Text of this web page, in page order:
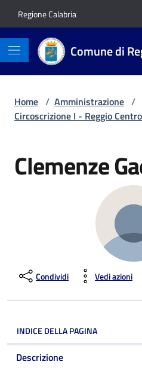
Regione Calabria
Comune di
Home / Amministrazione /
Circoscrizione I - Reggio Centro
Clemenze
Condividi Vedi azioni
INDICE DELLA PAGINA
Descrizione